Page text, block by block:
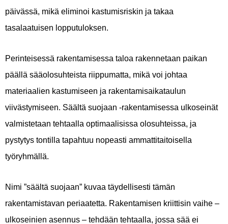
päivässä, mikä eliminoi kastumisriskin ja takaa
tasalaatuisen lopputuloksen.
Perinteisessä rakentamisessa taloa rakennetaan paikan
päällä sääolosuhteista riippumatta, mikä voi johtaa
materiaalien kastumiseen ja rakentamisaikataulun
viivästymiseen. Säältä suojaan -rakentamisessa ulkoseinät
valmistetaan tehtaalla optimaalisissa olosuhteissa, ja
pystytys tontilla tapahtuu nopeasti ammattitaitoisella
työryhmällä.
Nimi ”säältä suojaan” kuvaa täydellisesti tämän
rakentamistavan periaatetta. Rakentamisen kriittisin vaihe –
ulkoseinien asennus – tehdään tehtaalla, jossa sää ei